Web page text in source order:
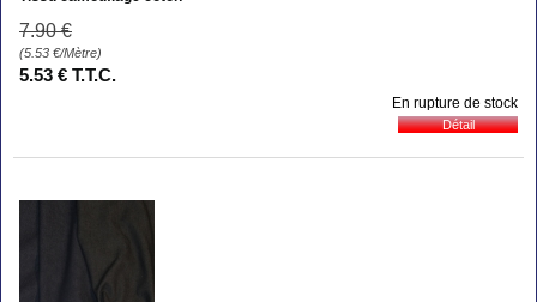
7.90 €
(5.53 €/Mètre)
5.53 € T.T.C.
En rupture de stock